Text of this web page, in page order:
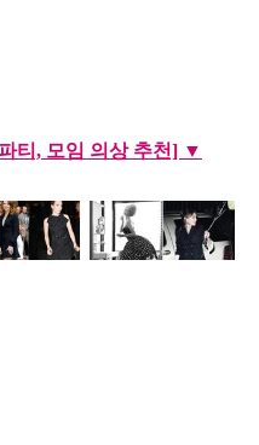
티, 모임 의상 추천] ▼